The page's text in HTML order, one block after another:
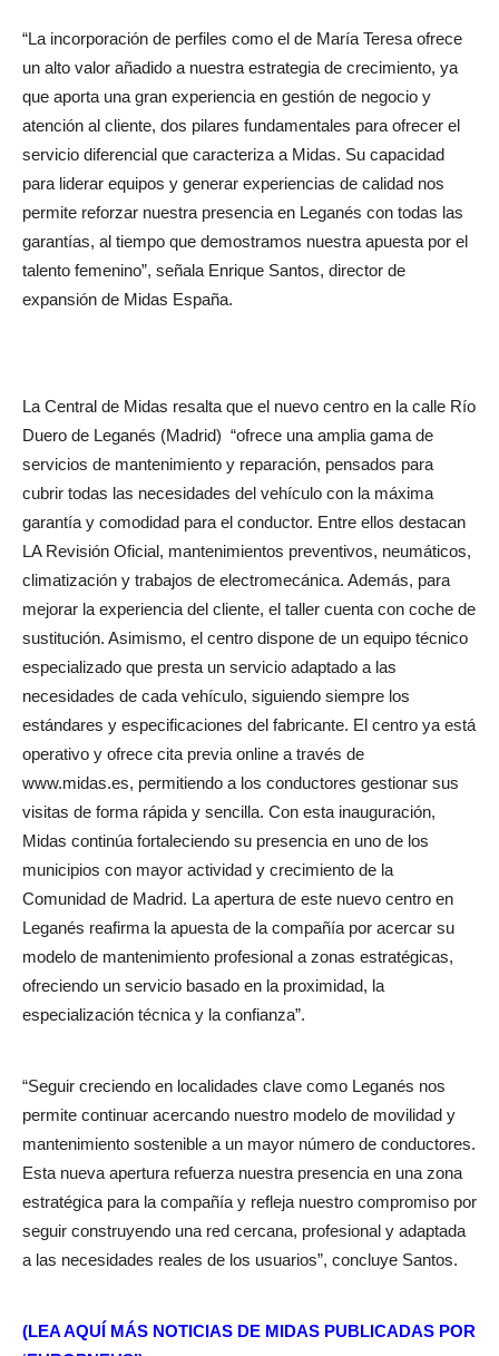
“La incorporación de perfiles como el de María Teresa ofrece
un alto valor añadido a nuestra estrategia de crecimiento, ya
que aporta una gran experiencia en gestión de negocio y
atención al cliente, dos pilares fundamentales para ofrecer el
servicio diferencial que caracteriza a Midas. Su capacidad
para liderar equipos y generar experiencias de calidad nos
permite reforzar nuestra presencia en Leganés con todas las
garantías, al tiempo que demostramos nuestra apuesta por el
talento femenino”, señala Enrique Santos, director de
expansión de Midas España.
La Central de Midas resalta que el nuevo centro en la calle Río
Duero de Leganés (Madrid) “ofrece una amplia gama de
servicios de mantenimiento y reparación, pensados para
cubrir todas las necesidades del vehículo con la máxima
garantía y comodidad para el conductor. Entre ellos destacan
LA Revisión Oficial, mantenimientos preventivos, neumáticos,
climatización y trabajos de electromecánica. Además, para
mejorar la experiencia del cliente, el taller cuenta con coche de
sustitución. Asimismo, el centro dispone de un equipo técnico
especializado que presta un servicio adaptado a las
necesidades de cada vehículo, siguiendo siempre los
estándares y especificaciones del fabricante. El centro ya está
operativo y ofrece cita previa online a través de
www.midas.es, permitiendo a los conductores gestionar sus
visitas de forma rápida y sencilla. Con esta inauguración,
Midas continúa fortaleciendo su presencia en uno de los
municipios con mayor actividad y crecimiento de la
Comunidad de Madrid. La apertura de este nuevo centro en
Leganés reafirma la apuesta de la compañía por acercar su
modelo de mantenimiento profesional a zonas estratégicas,
ofreciendo un servicio basado en la proximidad, la
especialización técnica y la confianza”.
“Seguir creciendo en localidades clave como Leganés nos
permite continuar acercando nuestro modelo de movilidad y
mantenimiento sostenible a un mayor número de conductores.
Esta nueva apertura refuerza nuestra presencia en una zona
estratégica para la compañía y refleja nuestro compromiso por
seguir construyendo una red cercana, profesional y adaptada
a las necesidades reales de los usuarios”, concluye Santos.
(LEA AQUÍ MÁS NOTICIAS DE MIDAS PUBLICADAS POR